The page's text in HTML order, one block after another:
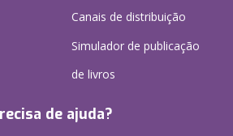
Canais de distribuição
Simulador de publicação
de livros
de ajuda?